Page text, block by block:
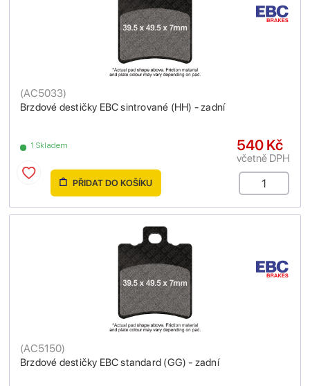
Brzdové destičky EBC sintrované (HH) - zadní
(AC5033)
1 Skladem 540 Kč
včetně DPH
PŘIDAT DO KOŠÍKU
Brzdové destičky EBC standard (GG) - zadní
(AC5150)